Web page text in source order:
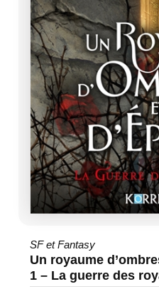
SF et Fantasy
Un royaume
1 – La guerre des